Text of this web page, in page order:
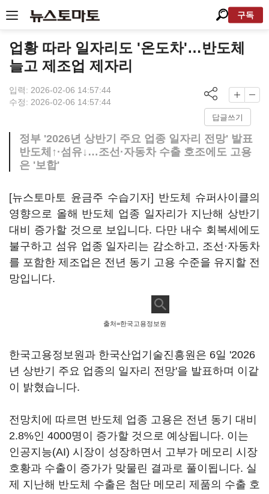
구독
업황 따라 일자리도 '온도차'…반도체
늘고 제조업 제자리
입력: 2026-02-06 14:57:44
수정: 2026-02-06 14:57:44
답글쓰기
정부 '2026년 상반기 주요 업종 일자리 전망' 발표
반도체↑·섬유↓…조선·자동차 수출 호조에도 고용
은 '보합'
[뉴스토마토 윤금주 수습기자] 반도체 슈퍼사이클의
영향으로 올해 반도체 업종 일자리가 지난해 상반기
대비 증가할 것으로 보입니다. 다만 내수 회복세에도
불구하고 섬유 업종 일자리는 감소하고, 조선·자동차
를 포함한 제조업은 전년 동기 고용 수준을 유지할 전
망입니다.
출처=한국고용정보원
한국고용정보원과 한국산업기술진흥원은 6일 '2026
년 상반기 주요 업종의 일자리 전망'을 발표하며 이같
이 밝혔습니다.
전망치에 따르면 반도체 업종 고용은 전년 동기 대비
2.8%인 4000명이 증가할 것으로 예상됩니다. 이는
인공지능(AI) 시장이 성장하면서 고부가 메모리 시장
호황과 수출이 증가가 맞물린 결과로 풀이됩니다. 실
제 지난해 반도체 수출은 첨단 메모리 제품의 수출 호